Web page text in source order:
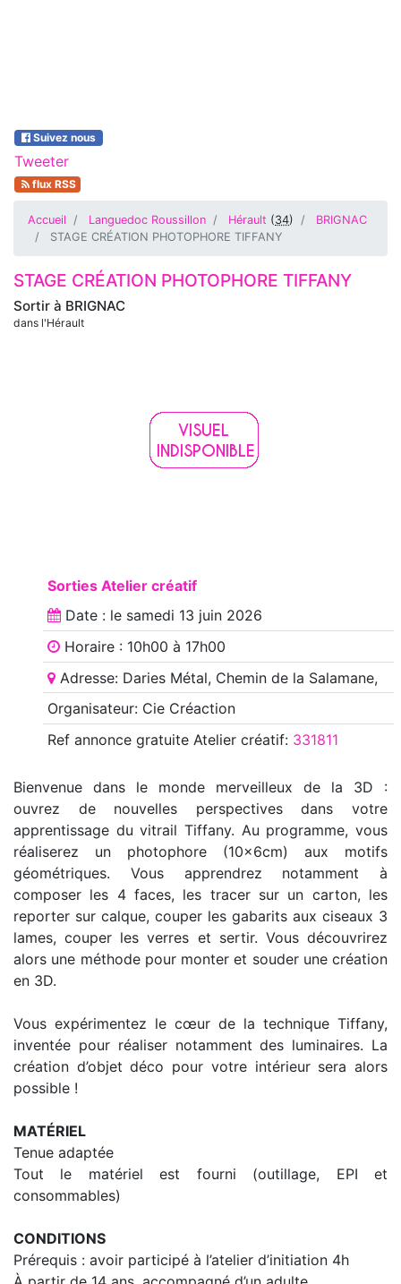
Suivez nous
Tweeter
flux RSS
Accueil Languedoc Roussillon Hérault (34)
BRIGNAC
STAGE CRÉATION PHOTOPHORE TIFFANY
Sortir à BRIGNAC
dans l'Hérault
STAGE CRÉATION PHOTOPHORE TIFFANY
Sorties Atelier créatif
Date : le samedi 13 juin 2026
Horaire : 10h00 à 17h00
Adresse: Daries Métal, Chemin de la Salamane,
Organisateur: Cie Créaction
Ref annoncegratuite Atelier créatif: 331811
Bienvenue dans le monde merveilleux de la 3D :
ouvrez de nouvelles perspectives dans votre
apprentissage du vitrail Tiffany. Au programme, vous
réaliserez un photophore (10x6cm) aux motifs
géométriques. Vous apprendrez notamment à
composer les 4 faces, les tracer sur un carton, les
reporter sur calque, couper les gabarits aux ciseaux 3
lames, couper les verres et sertir. Vous découvrirez
alors une méthode pour monter et souder une création
en 3D.
Vous expérimentez le cœur de la technique Tiffany,
inventée pour réaliser notamment des luminaires. La
création d’objet déco pour votre intérieur sera alors
possible !
MATÉRIEL
Tenue adaptée
Tout le matériel est fourni (outillage, EPI et
consommables)
CONDITIONS
Prérequis : avoir participé à l’atelier d’initiation 4h